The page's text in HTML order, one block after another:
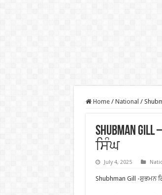
Home / National /
Shubman
ਸਿੰਘ
July 4, 2025
Shubhman Gill -ਸ਼ੁਭਮਨ